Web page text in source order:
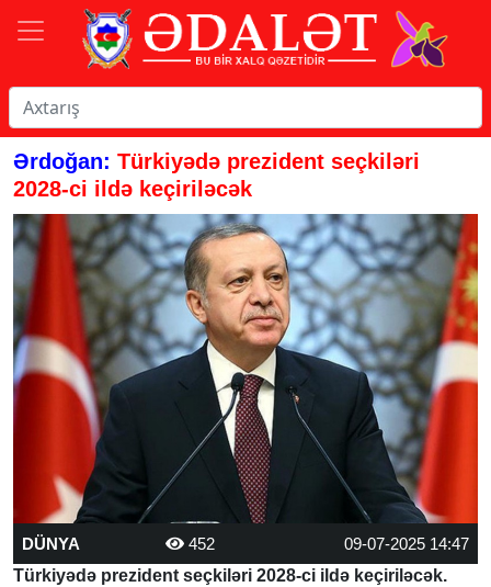
Ərdoğan: Türkiyədə prezident seçkiləri
2028-ci ildə keçiriləcək
DÜNYA 452
09-07-2025 14:47
Türkiyədə prezident seçkiləri 2028-ci ildə keçiriləcək.